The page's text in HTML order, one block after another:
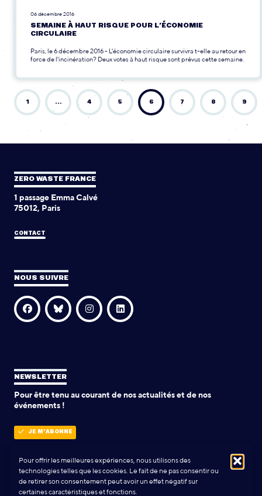
Pour offrir les meilleures expériences, nous utilisons des
technologies telles que les cookies. Le fait de ne pas consentir ou
de retirer son consentement peut avoir un effet négatif sur
certaines caractéristiques et fonctions.
06 décembre 2016
SEMAINE À HAUT RISQUE POUR L’ÉCONOMIE
CIRCULAIRE
Paris, le 6 décembre 2016 - L'économie circulaire survivra t-elle au retour en
force de l'incinération? Deux votes à haut risque sont prévus cette semaine.
1 … 4 5 6 7 8 9
ZERO WASTE FRANCE
1 passage Emma Calvé
75012, Paris
CONTACT
NOUS SUIVRE
NEWSLETTER
Pour être tenu au courant de nos actualités et de nos
événements !
JE M'ABONNE
POLITIQUE DE CONFIDENTIALITÉ